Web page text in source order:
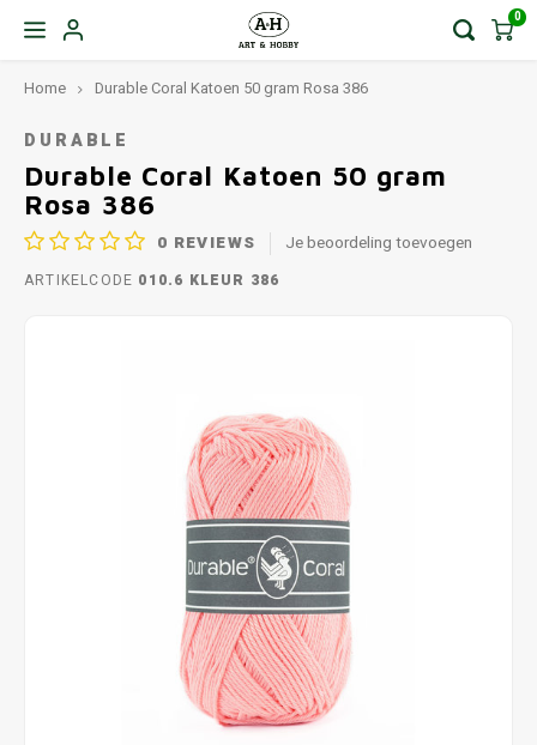
0
Home Durable Coral Katoen 50 gram Rosa 386
DURABLE
Durable Coral Katoen 50 gram
Rosa 386
0 REVIEWS Je beoordeling toevoegen
ARTIKELCODE 010.6 KLEUR 386